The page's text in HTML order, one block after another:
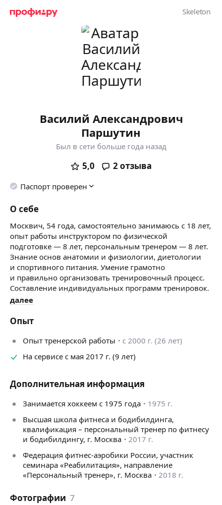
Василий Александрович
Паршутин
Был в сети больше года назад
5,0 2отзыва
Паспорт проверен
О себе
Москвич, 54 года, самостоятельно занимаюсь с 18 лет,
опыт работы инструктором по физической
подготовке — 8 лет, персональным тренером — 8 лет.
Знание основ анатомии и физиологии, диетологии
и спортивного питания. Умение грамотно
и правильно организовать тренировочный процесс.
Составление индивидуальных программ тренировок.
Реабилитация при проблемах с позвоночником
сердечно-сосудистой системы. Работа с любой
далее
Опыт
Опыт тренерской работы
с 2000 г. (26 лет)
На сервисе с мая 2017 г. (9 лет)
Дополнительная информация
Занимается хоккеем с 1975 года
1975 г.
Высшая школа фитнеса и бодибилдинга,
квалификация – персональный тренер по фитнесу
и бодибилдингу, г. Москва
2017 г.
Федерация фитнес-аэробики России, участник
семинара «Реабилитация», направление
«Персональный тренер», г. Москва
2018 г.
Фотографии 7